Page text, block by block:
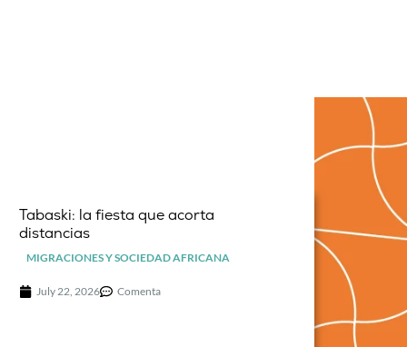
Tabaski: la fiesta que acorta
distancias
MIGRACIONES Y SOCIEDAD AFRICANA
July 22, 2026 Comenta